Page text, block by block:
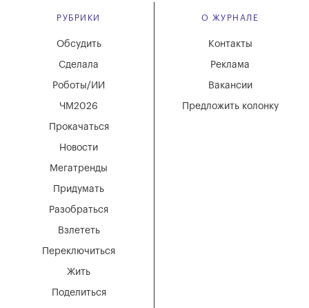
РУБРИКИ
Мегатренды
Придумать
Разобраться
Взлететь
Новости
Переключиться
Жить
Поделиться
Обсудить
Сделала
Роботы/ИИ
ЧМ2026
Прокачаться
О ЖУРНАЛЕ
Вакансии
Реклама
Контакты
Предложить колонку